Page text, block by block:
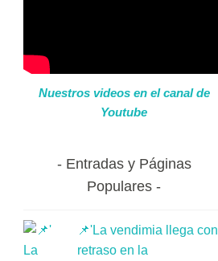
Nuestros videos en el canal de
Youtube
Entradas y Páginas
Populares
📌'La vendimia llega con
retraso en la